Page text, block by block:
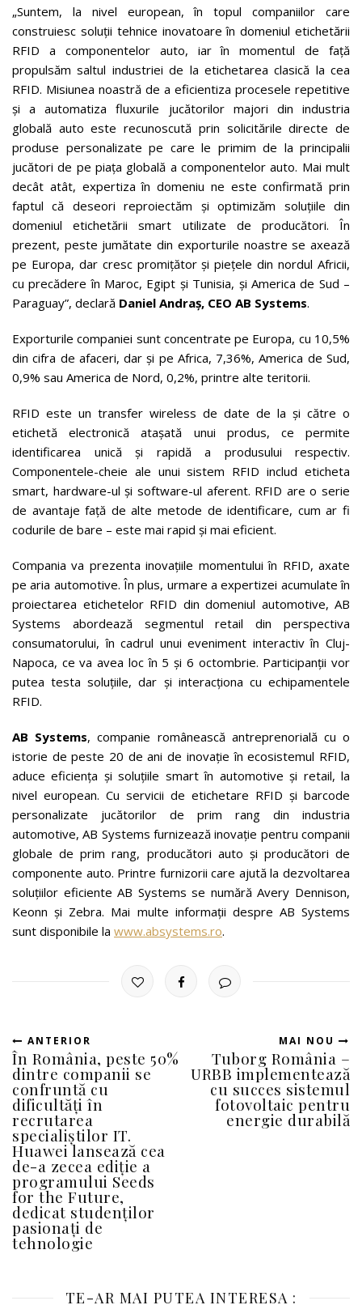
„Suntem, la nivel european, în topul companiilor care
construiesc soluții tehnice inovatoare în domeniul etichetării
RFID a componentelor auto, iar în momentul de față
propulsăm saltul industriei de la etichetarea clasică la cea
RFID. Misiunea noastră de a eficientiza procesele repetitive
și a automatiza fluxurile jucătorilor majori din industria
globală auto este recunoscută prin solicitările directe de
produse personalizate pe care le primim de la principalii
jucători de pe piața globală a componentelor auto. Mai mult
decât atât, expertiza în domeniu ne este confirmată prin
faptul că deseori reproiectăm și optimizăm soluțiile din
domeniul etichetării smart utilizate de producători. În
prezent, peste jumătate din exporturile noastre se axează
pe Europa, dar cresc promițător și piețele din nordul Africii,
cu precădere în Maroc, Egipt și Tunisia, și America de Sud –
Paraguay”, declară Daniel Andraș, CEO AB Systems.
Exporturile companiei sunt concentrate pe Europa, cu 10,5%
din cifra de afaceri, dar și pe Africa, 7,36%, America de Sud,
0,9% sau America de Nord, 0,2%, printre alte teritorii.
RFID este un transfer wireless de date de la și către o
etichetă electronică atașată unui produs, ce permite
identificarea unică și rapidă a produsului respectiv.
Componentele-cheie ale unui sistem RFID includ eticheta
smart, hardware-ul și software-ul aferent. RFID are o serie
de avantaje față de alte metode de identificare, cum ar fi
codurile de bare – este mai rapid și mai eficient.
Compania va prezenta inovațiile momentului în RFID, axate
pe aria automotive. În plus, urmare a expertizei acumulate în
proiectarea etichetelor RFID din domeniul automotive, AB
Systems abordează segmentul retail din perspectiva
consumatorului, în cadrul unui eveniment interactiv în Cluj-
Napoca, ce va avea loc în 5 și 6 octombrie. Participanții vor
putea testa soluțiile, dar și interacționa cu echipamentele
RFID.
AB Systems, companie românească antreprenorială cu o
istorie de peste 20 de ani de inovație în ecosistemul RFID,
aduce eficiența și soluțiile smart în automotive și retail, la
nivel european. Cu servicii de etichetare RFID și barcode
personalizate jucătorilor de prim rang din industria
automotive, AB Systems furnizează inovație pentru companii
globale de prim rang, producători auto și producători de
componente auto. Printre furnizorii care ajută la dezvoltarea
soluțiilor eficiente AB Systems se numără Avery Dennison,
Keonn și Zebra. Mai multe informații despre AB Systems
sunt disponibile la www.absystems.ro.
ANTERIOR
În România, peste 50%
dintre companii se
confruntă cu
dificultăți în
recrutarea
specialiștilor IT.
Huawei lansează cea
de-a zecea ediție a
programului Seeds
for the Future,
dedicat studenților
pasionați de
tehnologie
MAI NOU
Tuborg România –
URBB implementează
cu succes sistemul
fotovoltaic pentru
energie durabilă
TE-AR MAI PUTEA INTERESA :